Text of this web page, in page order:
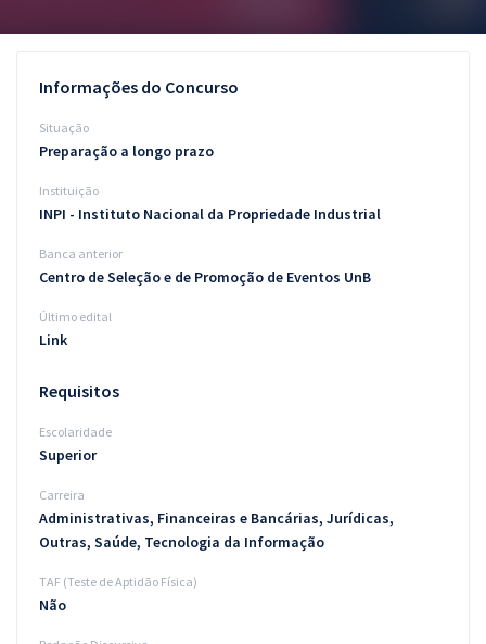
Conteúdo gratuito
Blog
Informações do Concurso
Situação
Preparação a longo prazo
Instituição
INPI - Instituto Nacional da Propriedade Industrial
Banca anterior
Centro de Seleção e de Promoção de Eventos UnB
Último edital
Link
Requisitos
Escolaridade
Superior
Carreira
Administrativas, Financeiras e Bancárias, Jurídicas,
Outras, Saúde, Tecnologia da Informação
TAF (Teste de Aptidão Física)
Não